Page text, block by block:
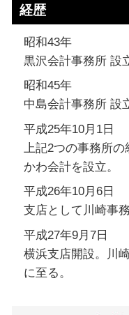
経歴
昭和43年
黒沢会計事務所 設
昭和45年
中島会計事務所 設
平成25年10月1日
上記2つの事務所
かわ会計を設立。
平成26年10月6日
支店として川崎事務
平成27年9月7日
横浜支店開設。川
に至る。